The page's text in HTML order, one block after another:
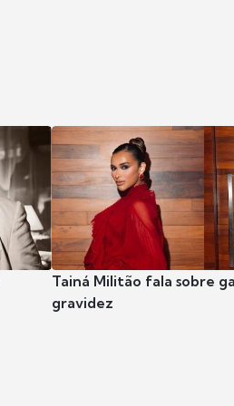
Tainá Militão fala sobre
gravidez